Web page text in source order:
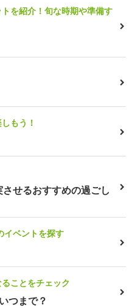
を紹介！旬な時期や準備す
もう！
せるおすすめの過ごし
イベントを探す
ことをチェック
つまで？